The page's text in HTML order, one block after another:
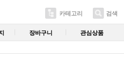
카테고리 검색
장바구니 관심상품